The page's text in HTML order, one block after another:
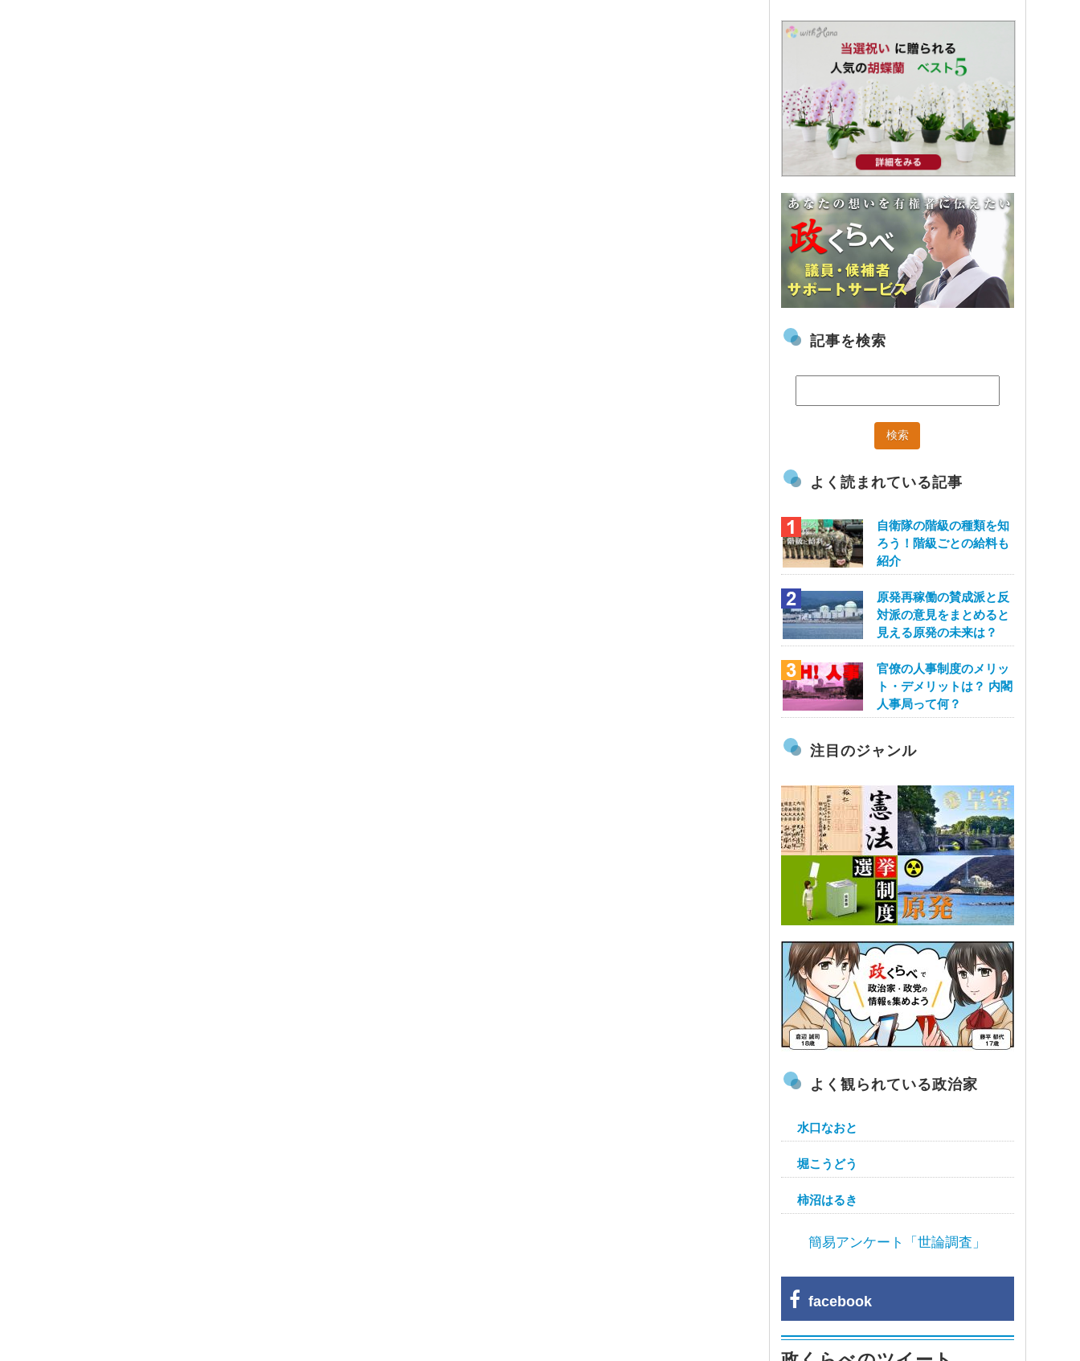
記事を検索
よく読まれている記事
自衛隊の階級の種類を知
ろう！階級ごとの給料も
紹介
原発再稼働の賛成派と反
対派の意見をまとめると
見える原発の未来は？
官僚の人事制度のメリッ
ト・デメリットは？ 内閣
人事局って何？
注目のジャンル
よく観られている政治家
水口なおと
堀こうどう
柿沼はるき
簡易アンケート「世論調査」
facebook